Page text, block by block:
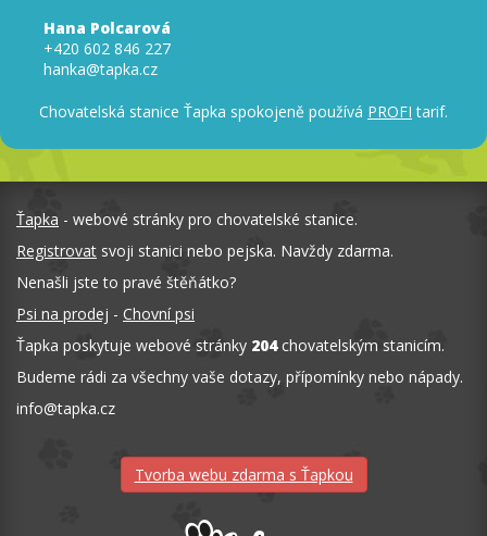
Hana Polcarová
+420 602 846 227
hanka@tapka.cz
Chovatelská stanice Ťapka spokojeně používá PROFI tarif.
Ťapka - webové stránky pro chovatelské stanice.
Registrovat svoji stanici nebo pejska. Navždy zdarma.
Nenašli jste to pravé štěňátko?
Psi na prodej - Chovní psi
Ťapka poskytuje webové stránky 204chovatelským stanicím.
Budeme rádi za všechny vaše dotazy, přípomínky nebo nápady.
info@tapka.cz
Tvorba webu zdarma s Ťapkou